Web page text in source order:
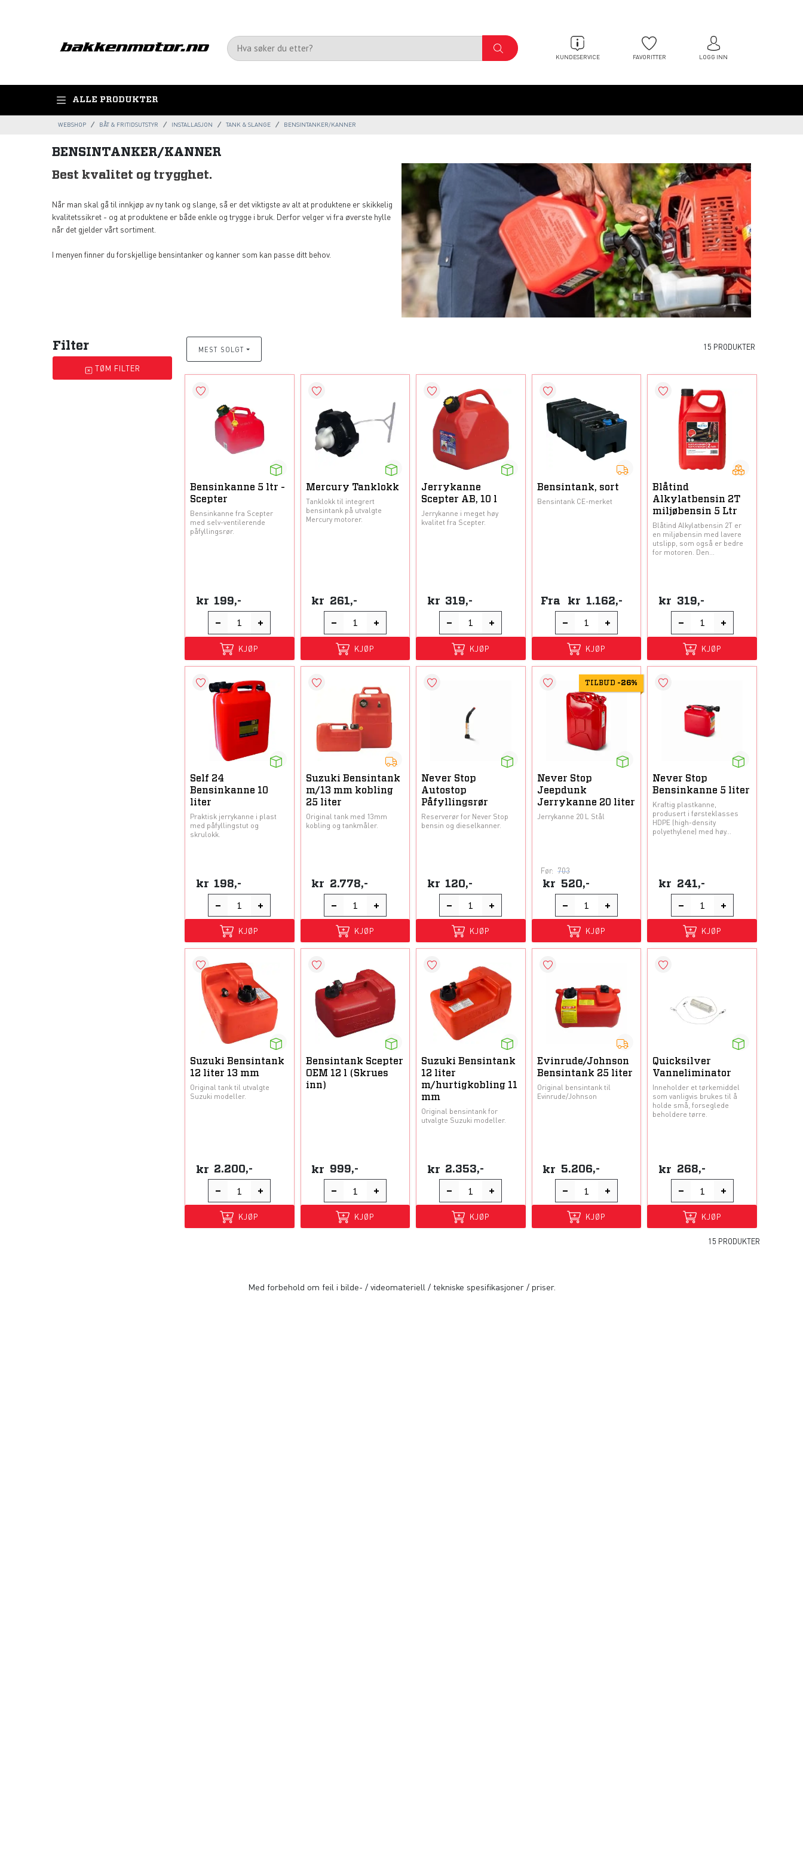
KUNDESERVICE FAVORITTER LOGG INN
ALLE PRODUKTER
WEBSHOP BÅT & FRITIDSUTSTYR INSTALLASJON TANK & SLANGE BENSINTANKER/KANNER
BENSINTANKER/KANNER
Best kvalitet og trygghet.
Når man skal gå til innkjøp av ny tank og slange, så er det viktigste av alt at produktene er skikkelig
kvalitetssikret - og at produktene er både enkle og trygge i bruk. Derfor velger vi fra øverste hylle
når det gjelder vårt sortiment.
I menyen finner du forskjellige bensintanker og kanner som kan passe ditt behov.
Filter
TØM FILTER
MEST SOLGT 15 PRODUKTER
Bensinkanne 5 ltr -
Scepter
Bensinkanne fra Scepter
med selv-ventilerende
påfyllingsrør.
kr 199,-
KJØP
Mercury Tanklokk
Tanklokk til integrert
bensintank på utvalgte
Mercury motorer.
kr 261,-
KJØP
Jerrykanne
Scepter AB, 10 l
Jerrykanne i meget høy
kvalitet fra Scepter.
kr 319,-
KJØP
Bensintank, sort
Bensintank CE-merket
Fra kr 1.162,-
KJØP
Blåtind
Alkylatbensin 2T
miljøbensin 5 Ltr
Blåtind Alkylatbensin 2T er
en miljøbensin med lavere
utslipp, som også er bedre
for motoren. Den...
kr 319,-
KJØP
Self 24
Bensinkanne 10
liter
Praktisk jerrykanne i plast
med påfyllingstut og
skrulokk.
kr 198,-
KJØP
Suzuki Bensintank
m/13 mm kobling
25 liter
Original tank med 13mm
kobling og tankmåler.
kr 2.778,-
KJØP
Never Stop
Autostop
Påfyllingsrør
Reserverør for Never Stop
bensin og dieselkanner.
kr 120,-
KJØP
TILBUD -26%
Never Stop
Jeepdunk
Jerrykanne 20 liter
Jerrykanne 20 L Stål
Før: 703
kr 520,-
KJØP
Never Stop
Bensinkanne 5 liter
Kraftig plastkanne,
produsert i førsteklasses
HDPE (high-density
polyethylene) med høy...
kr 241,-
KJØP
Suzuki Bensintank
12 liter 13 mm
Original tank til utvalgte
Suzuki modeller.
kr 2.200,-
KJØP
Bensintank Scepter
OEM 12 l (Skrues
inn)
kr 999,-
KJØP
Suzuki Bensintank
12 liter
m/hurtigkobling 11
mm
Original bensintank for
utvalgte Suzuki modeller.
kr 2.353,-
KJØP
Evinrude/Johnson
Bensintank 25 liter
Original bensintank til
Evinrude/Johnson
kr 5.206,-
KJØP
Quicksilver
Vanneliminator
Inneholder et tørkemiddel
som vanligvis brukes til å
holde små, forseglede
beholdere tørre.
kr 268,-
KJØP
15 PRODUKTER
Med forbehold om feil i bilde- / videomateriell / tekniske spesifikasjoner / priser.